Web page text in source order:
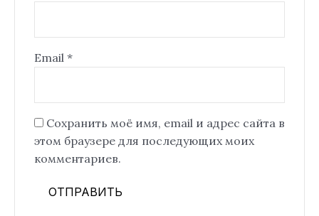
Email *
Сохранить моё имя, email и адрес сайта в
этом браузере для последующих моих
комментариев.